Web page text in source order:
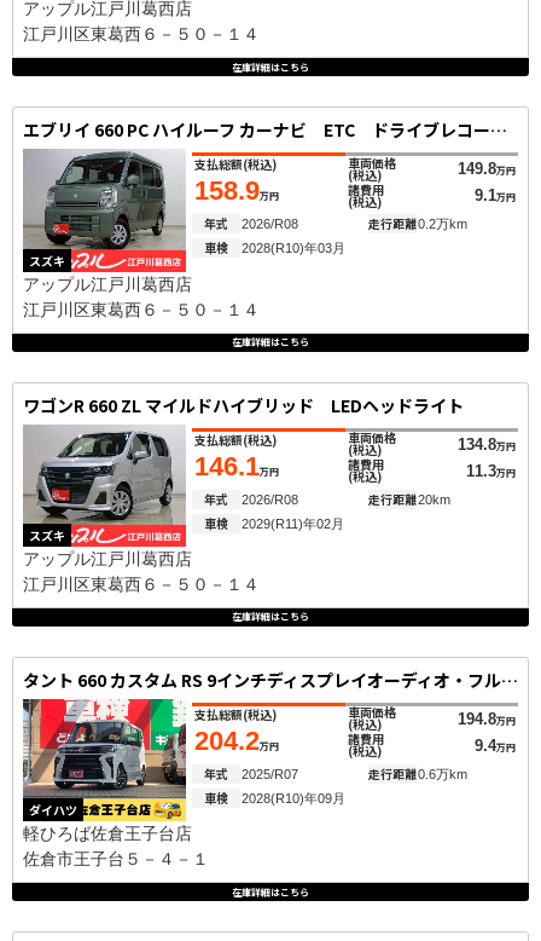
アップル江戸川葛西店
江戸川区東葛西６－５０－１４
在庫詳細はこちら
エブリイ 660 PC ハイルーフ カーナビ ETC ドライブレコーダー
スズキ
支払総額(税込)
158.9万円
車両価格
(税込) 149.8万円
諸費用
(税込) 9.1万円
年式 2026/R08 走行距離0.2万km
車検 2028(R10)年03月
アップル江戸川葛西店
江戸川区東葛西６－５０－１４
在庫詳細はこちら
ワゴンR 660 ZL マイルドハイブリッド LEDヘッドライト
スズキ
支払総額(税込)
146.1万円
車両価格
(税込) 134.8万円
諸費用
(税込) 11.3万円
年式 2026/R08 走行距離20km
車検 2029(R11)年02月
アップル江戸川葛西店
江戸川区東葛西６－５０－１４
在庫詳細はこちら
タント 660 カスタム RS 9インチディスプレイオーディオ・フルセグT
ダイハツ
支払総額(税込)
204.2万円
車両価格
(税込) 194.8万円
諸費用
(税込) 9.4万円
年式 2025/R07 走行距離0.6万km
車検 2028(R10)年09月
軽ひろば佐倉王子台店
佐倉市王子台５－４－１
在庫詳細はこちら